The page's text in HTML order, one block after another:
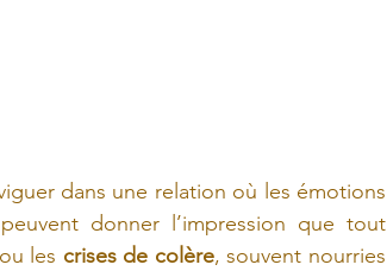
dans une relation où les émotions
donner l’impression que tout
les crises de colère, souvent nourries